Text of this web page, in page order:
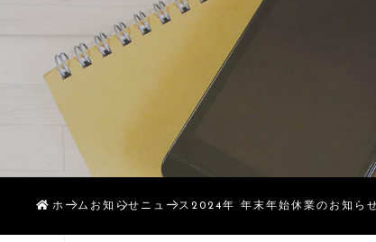
ホーム お知らせ ニュース2024年 年末年始休業のお知ら